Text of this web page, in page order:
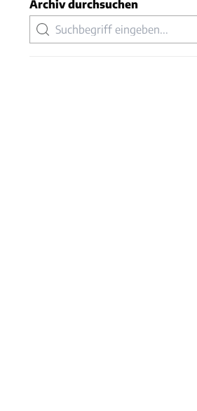
Archiv durchsuchen